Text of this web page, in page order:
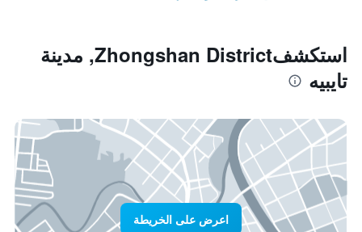
استكشفZhongshan District, مدينة
تايبيه
اعرض على الخريطة